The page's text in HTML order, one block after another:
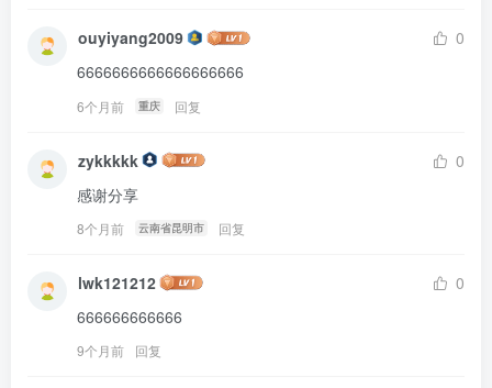
ouyiyang2009
0
6666666666666666666
6个月前 重庆 回复
zykkkkk
0
感谢分享
8个月前 云南省昆明市 回复
lwk121212
0
666666666666
9个月前 回复